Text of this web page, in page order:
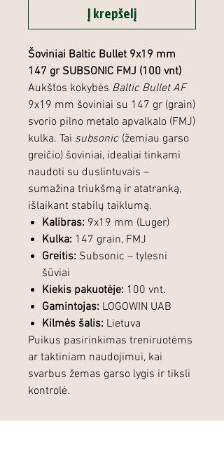
Į krepšelį
Šoviniai Baltic Bullet 9x19 mm
147 gr SUBSONIC FMJ (100 vnt)
Aukštos kokybės Baltic Bullet AF
9x19 mm šoviniai su 147 gr (grain)
svorio pilno metalo apvalkalo (FMJ)
kulka. Tai subsonic (žemiau garso
greičio) šoviniai, idealiai tinkami
naudoti su duslintuvais –
sumažina triukšmą ir atatranką,
išlaikant stabilų taiklumą.
Kalibras: 9x19 mm (Luger)
Kulka: 147 grain, FMJ
Greitis: Subsonic – tylesni
šūviai
Kiekis pakuotėje: 100 vnt.
Gamintojas: LOGOWIN UAB
Kilmės šalis: Lietuva
Puikus pasirinkimas treniruotėms
ar taktiniam naudojimui, kai
svarbus žemas garso lygis ir tiksli
kontrolė.